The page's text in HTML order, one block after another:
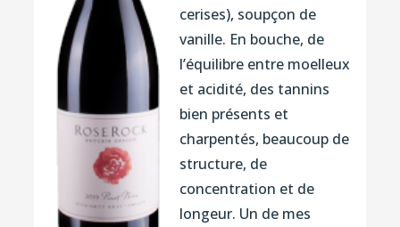
cerises), soupçon de
vanille. En bouche, de
l’équilibre entre moelleux
et acidité, des tannins
bien présents et
charpentés, beaucoup de
structure, de
concentration et de
longeur. Un de mes